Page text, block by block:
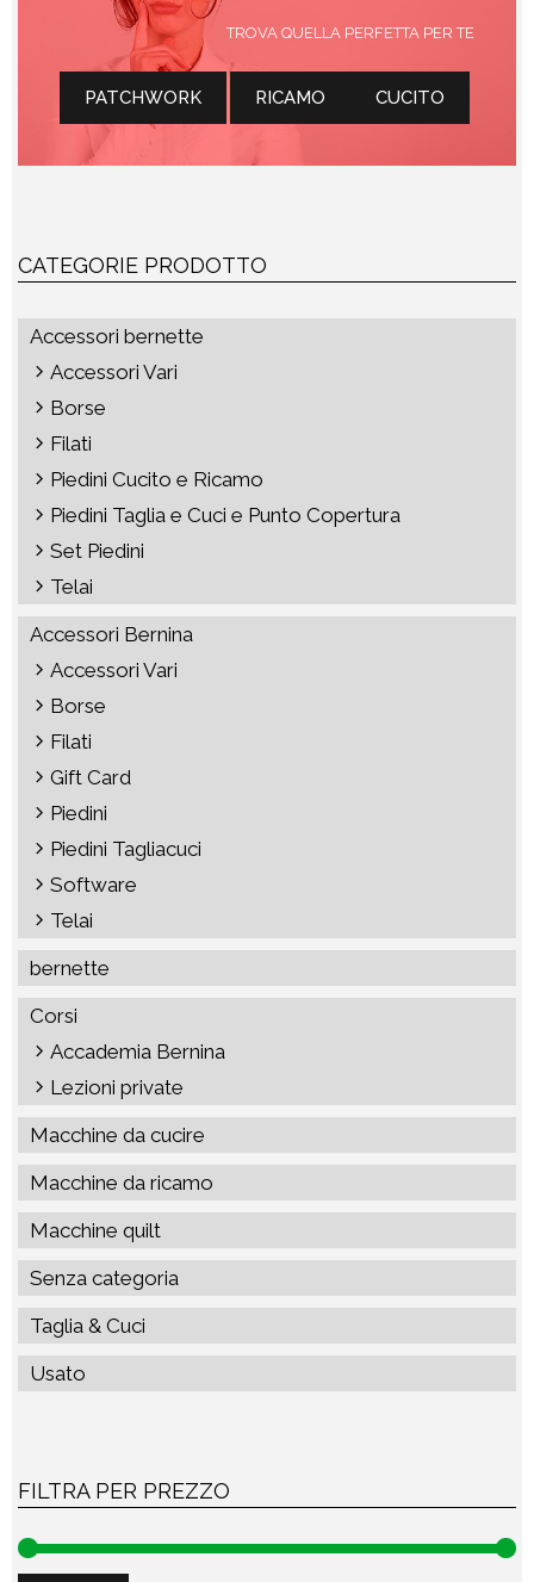
TROVA QUELLA PERFETTA PER TE
PATCHWORK RICAMO CUCITO
CATEGORIE PRODOTTO
Accessori bernette
Accessori Vari
Borse
Filati
Piedini Cucito e Ricamo
Piedini Taglia e Cuci e Punto Copertura
Set Piedini
Telai
Accessori Bernina
Accessori Vari
Borse
Filati
Gift Card
Piedini
Piedini Tagliacuci
Software
Telai
bernette
Corsi
Accademia Bernina
Lezioni private
Macchine da cucire
Macchine da ricamo
Macchine quilt
Senza categoria
Taglia & Cuci
Usato
FILTRA PER PREZZO